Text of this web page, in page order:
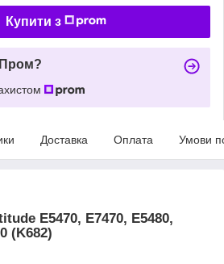
Купити з
Пром?
Доставка Оплата Умови
E5470, E7470, E5480,
(K682)